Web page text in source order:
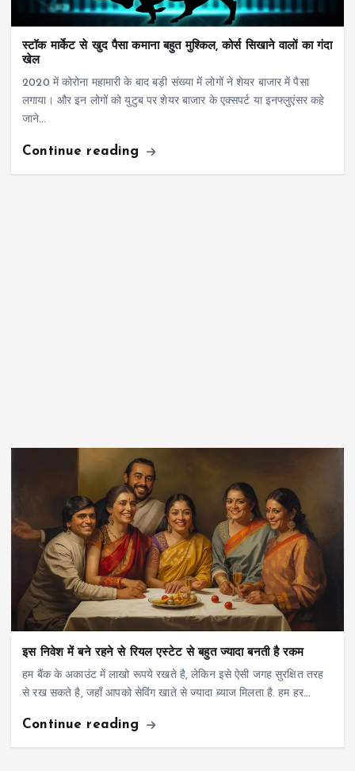
स्टॉक मार्केट से खुद पैसा कमाना बहुत मुश्किल, कोर्स सिखाने वालों का गंदा
खेल
2020 में कोरोना महामारी के बाद बड़ी संख्या में लोगों ने शेयर बाजार में पैसा
लगाया। और इन लोगों को युटुब पर शेयर बाजार के एक्सपर्ट या इनफ्लुएंसर कहे
जाने…
Continue reading
इस निवेश में बने रहने से रियल एस्टेट से बहुत ज्यादा बनती है रकम
हम बैंक के अकाउंट में लाखो रूपये रखते है, लेकिन इसे ऐसी जगह सुरक्षित तरह
से रख सकते है, जहाँ आपको सेविंग खाते से ज्यादा ब्याज मिलता है. हम हर…
Continue reading